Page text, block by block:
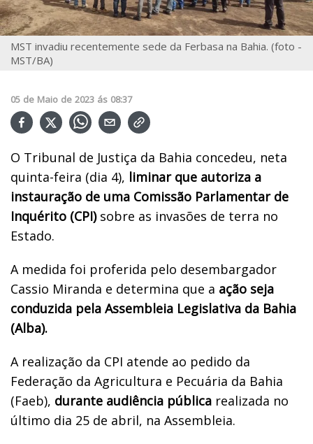
MST invadiu recentemente sede da Ferbasa na Bahia. (foto -
MST/BA)
05 de Maio de 2023 ás 08:37
O Tribunal de Justiça da Bahia concedeu, neta
quinta-feira (dia 4), liminar que autoriza a
instauração de uma Comissão Parlamentar de
Inquérito (CPI)sobre as invasões de terra no
Estado.
A medida foi proferida pelo desembargador
Cassio Miranda e determina que a ação seja
conduzida pela Assembleia Legislativa da Bahia
(Alba).
A realização da CPI atende ao pedido da
Federação da Agricultura e Pecuária da Bahia
(Faeb), durante audiência pública realizada no
último dia 25 de abril, na Assembleia.